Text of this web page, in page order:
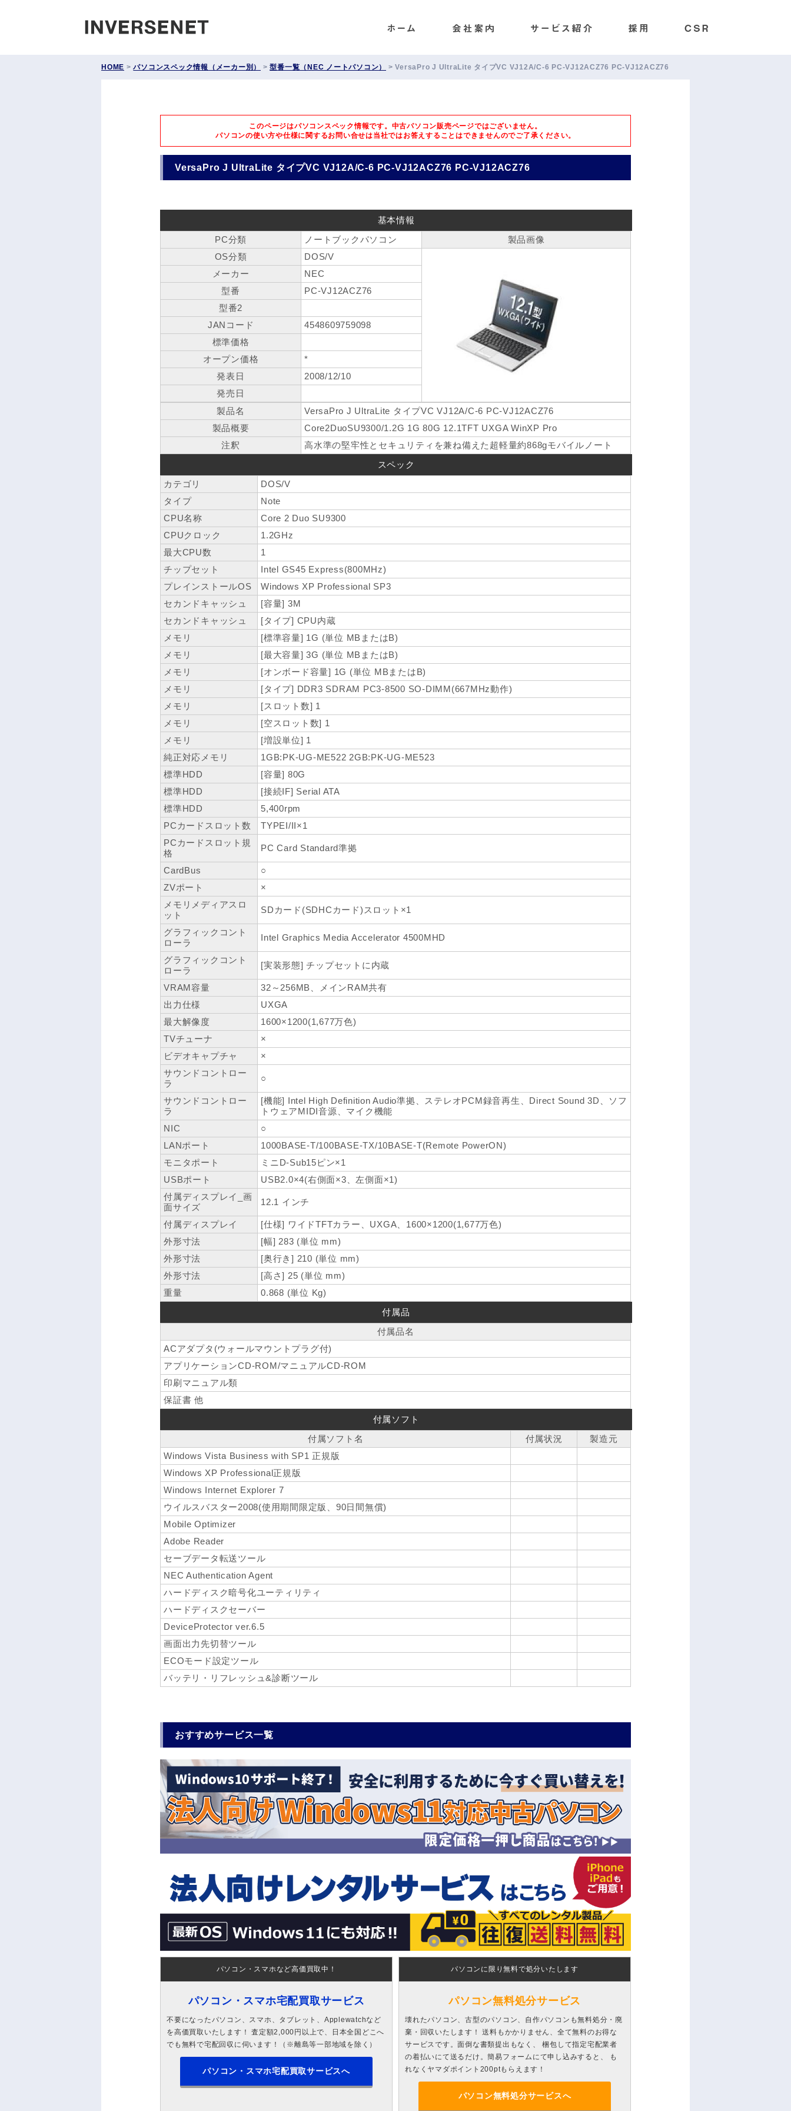
HOME >パソコンスペック情報（メーカー別） >型番一覧（NEC ノートパソコン） >VersaPro J UltraLite タイプVC VJ12A/C-6 PC-VJ12ACZ76 PC-VJ12ACZ76
このページはパソコンスペック情報です。中古パソコン販売ページではございません。
パソコンの使い方や仕様に関するお問い合せは当社ではお答えすることはできませんのでご了承ください。
VersaPro J UltraLite タイプVC VJ12A/C-6 PC-VJ12ACZ76 PC-VJ12ACZ76
基本情報
PC分類
ノートブックパソコン
製品画像
OS分類
DOS/V
メーカー
NEC
型番
PC-VJ12ACZ76
型番2
JANコード
4548609759098
標準価格
オープン価格
*
発表日
2008/12/10
発売日
製品名
VersaPro J UltraLite タイプVC VJ12A/C-6 PC-VJ12ACZ76
製品概要
Core2DuoSU9300/1.2G 1G 80G 12.1TFT UXGA WinXP Pro
注釈
高水準の堅牢性とセキュリティを兼ね備えた超軽量約868gモバイルノート
スペック
カテゴリ
DOS/V
タイプ
Note
CPU名称
Core 2 Duo SU9300
CPUクロック
1.2GHz
最大CPU数
1
チップセット
Intel GS45 Express(800MHz)
プレインストールOS
Windows XP Professional SP3
セカンドキャッシュ
[容量] 3M
セカンドキャッシュ
[タイプ] CPU内蔵
メモリ
[標準容量] 1G (単位 MBまたはB)
メモリ
[最大容量] 3G (単位 MBまたはB)
メモリ
[オンボード容量] 1G (単位 MBまたはB)
メモリ
[タイプ] DDR3 SDRAM PC3-8500 SO-DIMM(667MHz動作)
メモリ
[スロット数] 1
メモリ
[空スロット数] 1
メモリ
[増設単位] 1
純正対応メモリ
1GB:PK-UG-ME522 2GB:PK-UG-ME523
標準HDD
[容量] 80G
標準HDD
[接続IF] Serial ATA
標準HDD
5,400rpm
PCカードスロット数
TYPEI/II×1
PCカードスロット規
格
PC Card Standard準拠
CardBus
○
ZVポート
×
メモリメディアスロ
ット
SDカード(SDHCカード)スロット×1
グラフィックコント
ローラ
Intel Graphics Media Accelerator 4500MHD
グラフィックコント
ローラ
[実装形態] チップセットに内蔵
VRAM容量
32～256MB、メインRAM共有
出力仕様
UXGA
最大解像度
1600×1200(1,677万色)
TVチューナ
×
ビデオキャプチャ
×
サウンドコントロー
ラ
○
サウンドコントロー
ラ
[機能] Intel High Definition Audio準拠、ステレオPCM録音再生、Direct Sound 3D、ソフ
トウェアMIDI音源、マイク機能
NIC
○
LANポート
1000BASE-T/100BASE-TX/10BASE-T(Remote PowerON)
モニタポート
ミニD-Sub15ピン×1
USBポート
USB2.0×4(右側面×3、左側面×1)
付属ディスプレイ_画
面サイズ
12.1 インチ
付属ディスプレイ
[仕様] ワイドTFTカラー、UXGA、1600×1200(1,677万色)
外形寸法
[幅] 283 (単位 mm)
外形寸法
[奥行き] 210 (単位 mm)
外形寸法
[高さ] 25 (単位 mm)
重量
0.868 (単位 Kg)
付属品
付属品名
ACアダプタ(ウォールマウントプラグ付)
アプリケーションCD-ROM/マニュアルCD-ROM
印刷マニュアル類
保証書 他
付属ソフト
付属ソフト名
付属状況
製造元
Windows Vista Business with SP1 正規版
Windows XP Professional正規版
Windows Internet Explorer 7
ウイルスバスター2008(使用期間限定版、90日間無償)
Mobile Optimizer
Adobe Reader
セーブデータ転送ツール
NEC Authentication Agent
ハードディスク暗号化ユーティリティ
ハードディスクセーバー
DeviceProtector ver.6.5
画面出力先切替ツール
ECOモード設定ツール
バッテリ・リフレッシュ&診断ツール
おすすめサービス一覧
パソコン・スマホなど高価買取中！
パソコン・スマホ宅配買取サービス
不要になったパソコン、スマホ、タブレット、Applewatchなど
を高価買取いたします！ 査定額2,000円以上で、日本全国どこへ
でも無料で宅配回収に伺います！（※離島等一部地域を除く）
パソコン・スマホ宅配買取サービスへ
パソコンに限り無料で処分いたします
パソコン無料処分サービス
壊れたパソコン、古型のパソコン、自作パソコンも無料処分・廃
棄・回収いたします！ 送料もかかりません、全て無料のお得な
サービスです。面倒な書類提出もなく、 梱包して指定宅配業者
の着払いにて送るだけ。簡易フォームにて申し込みすると、 も
れなくヤマダポイント200ptもらえます！
パソコン無料処分サービスへ